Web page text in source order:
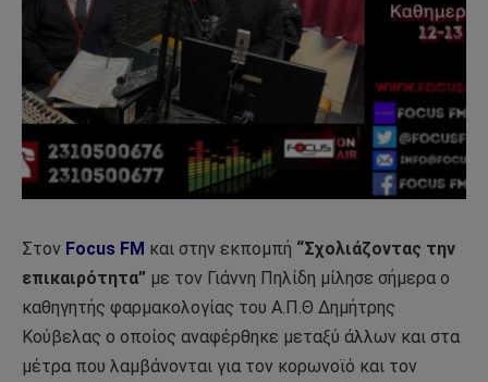
Στον Focus FM και στην εκπομπή “Σχολιάζοντας την
επικαιρότητα” με τον Γιάννη Πηλίδη μίλησε σήμερα ο
καθηγητής φαρμακολογίας του Α.Π.Θ Δημήτρης
Κούβελας ο οποίος αναφέρθηκε μεταξύ άλλων και στα
μέτρα που λαμβάνονται για τον κορωνοϊό και τον